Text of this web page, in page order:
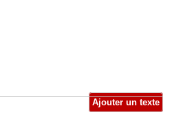
Ajouter un texte